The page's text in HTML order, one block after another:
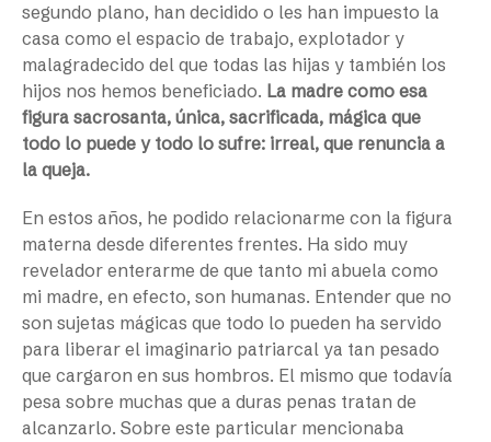
segundo plano, han decidido o les han impuesto la
casa como el espacio de trabajo, explotador y
malagradecido del que todas las hijas y también los
hijos nos hemos beneficiado. La madre como esa
figura sacrosanta, única, sacrificada, mágica que
todo lo puede y todo lo sufre: irreal, que renuncia a
la queja.
En estos años, he podido relacionarme con la figura
materna desde diferentes frentes. Ha sido muy
revelador enterarme de que tanto mi abuela como
mi madre, en efecto, son humanas. Entender que no
son sujetas mágicas que todo lo pueden ha servido
para liberar el imaginario patriarcal ya tan pesado
que cargaron en sus hombros. El mismo que todavía
pesa sobre muchas que a duras penas tratan de
alcanzarlo. Sobre este particular mencionaba